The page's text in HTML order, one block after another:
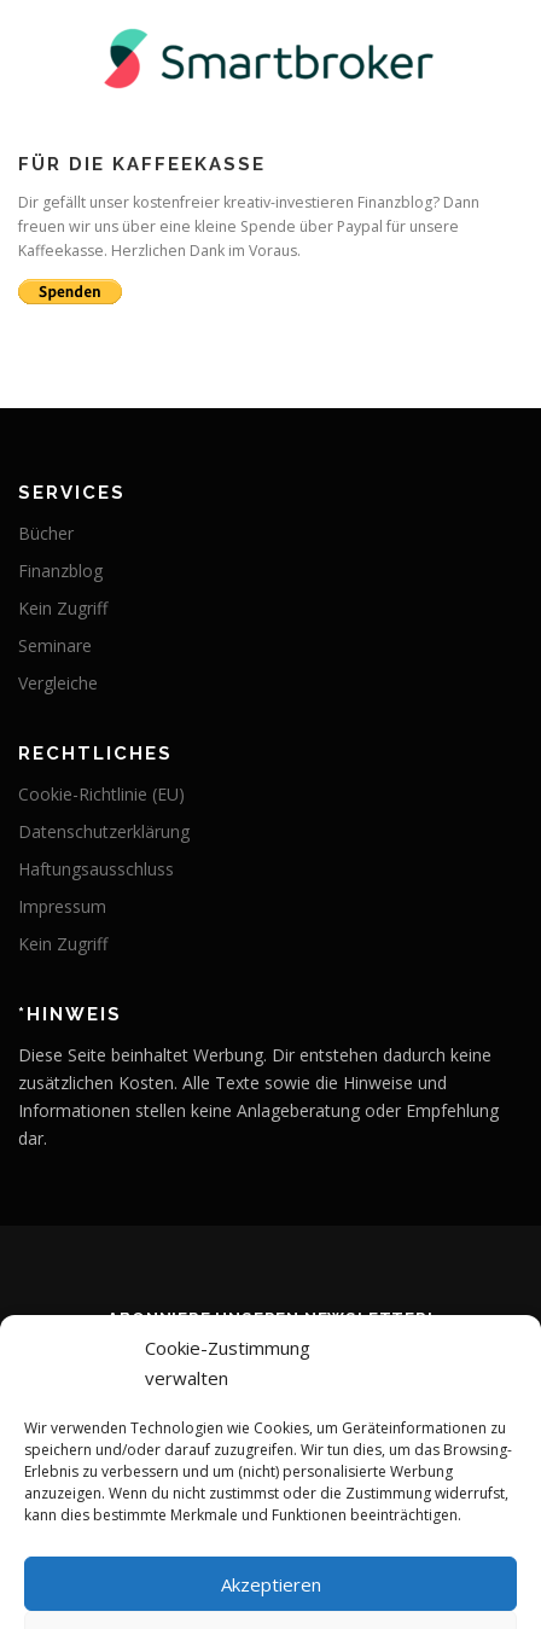
Cookie-Zustimmung
verwalten
Wir verwenden Technologien wie Cookies, um Geräteinformationen zu
speichern und/oder darauf zuzugreifen. Wir tun dies, um das Browsing-
Erlebnis zu verbessern und um (nicht) personalisierte Werbung
anzuzeigen. Wenn du nicht zustimmst oder die Zustimmung widerrufst,
kann dies bestimmte Merkmale und Funktionen beeinträchtigen.
Akzeptieren
FÜR DIE KAFFEEKASSE
Dir gefällt unser kostenfreier kreativ-investieren Finanzblog? Dann
freuen wir uns über eine kleine Spende über Paypal für unsere
Kaffeekasse. Herzlichen Dank im Voraus.
SERVICES
Bücher
Finanzblog
Kein Zugriff
Seminare
Vergleiche
RECHTLICHES
Cookie-Richtlinie (EU)
Datenschutzerklärung
Haftungsausschluss
Impressum
Kein Zugriff
*HINWEIS
Diese Seite beinhaltet Werbung. Dir entstehen dadurch keine
zusätzlichen Kosten. Alle Texte sowie die Hinweise und
Informationen stellen keine Anlageberatung oder Empfehlung
dar.
ABONNIERE UNSEREN NEWSLETTER!